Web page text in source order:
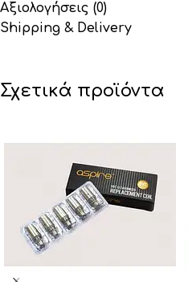
Αξιολογήσεις (0)
Shipping & Delivery
Σχετικά προϊόντα